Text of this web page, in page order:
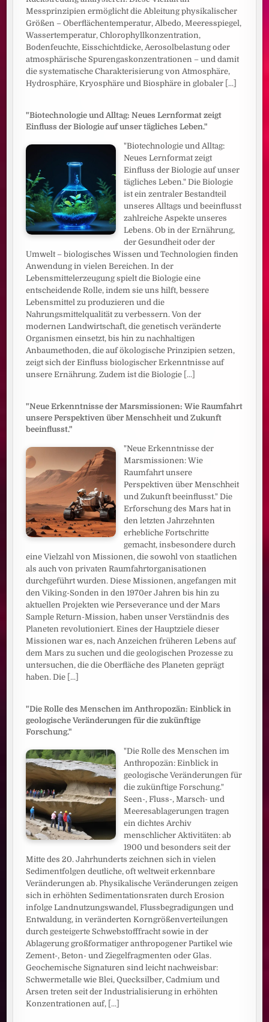
Messprinzipien ermöglicht die Ableitung physikalischer
Größen – Oberflächentemperatur, Albedo, Meeresspiegel,
Wassertemperatur, Chlorophyllkonzentration,
Bodenfeuchte, Eisschichtdicke, Aerosolbelastung oder
atmosphärische Spurengaskonzentrationen – und damit
die systematische Charakterisierung von Atmosphäre,
Hydrosphäre, Kryosphäre und Biosphäre in globaler [...]
"Biotechnologie und Alltag: Neues Lernformat zeigt
Einfluss der Biologie auf unser tägliches Leben."
"Biotechnologie und Alltag:
Neues Lernformat zeigt
Einfluss der Biologie auf unser
tägliches Leben." Die Biologie
ist ein zentraler Bestandteil
unseres Alltags und beeinflusst
zahlreiche Aspekte unseres
Lebens. Ob in der Ernährung,
der Gesundheit oder der
Umwelt – biologisches Wissen und Technologien finden
Anwendung in vielen Bereichen. In der
Lebensmittelerzeugung spielt die Biologie eine
entscheidende Rolle, indem sie uns hilft, bessere
Lebensmittel zu produzieren und die
Nahrungsmittelqualität zu verbessern. Von der
modernen Landwirtschaft, die genetisch veränderte
Organismen einsetzt, bis hin zu nachhaltigen
Anbaumethoden, die auf ökologische Prinzipien setzen,
zeigt sich der Einfluss biologischer Erkenntnisse auf
unsere Ernährung. Zudem ist die Biologie [...]
"Neue Erkenntnisse der Marsmissionen: Wie Raumfahrt
unsere Perspektiven über Menschheit und Zukunft
beeinflusst."
"Neue Erkenntnisse der
Marsmissionen: Wie
Raumfahrt unsere
Perspektiven über Menschheit
und Zukunft beeinflusst." Die
Erforschung des Mars hat in
den letzten Jahrzehnten
erhebliche Fortschritte
gemacht, insbesondere durch
eine Vielzahl von Missionen, die sowohl von staatlichen
als auch von privaten Raumfahrtorganisationen
durchgeführt wurden. Diese Missionen, angefangen mit
den Viking-Sonden in den 1970er Jahren bis hin zu
aktuellen Projekten wie Perseverance und der Mars
Sample Return-Mission, haben unser Verständnis des
Planeten revolutioniert. Eines der Hauptziele dieser
Missionen war es, nach Anzeichen früheren Lebens auf
dem Mars zu suchen und die geologischen Prozesse zu
untersuchen, die die Oberfläche des Planeten geprägt
haben. Die [...]
"Die Rolle des Menschen im Anthropozän: Einblick in
geologische Veränderungen für die zukünftige
Forschung."
"Die Rolle des Menschen im
Anthropozän: Einblick in
geologische Veränderungen für
die zukünftige Forschung."
Seen-, Fluss-, Marsch- und
Meeresablagerungen tragen
ein dichtes Archiv
menschlicher Aktivitäten: ab
1900 und besonders seit der
Mitte des 20. Jahrhunderts zeichnen sich in vielen
Sedimentfolgen deutliche, oft weltweit erkennbare
Veränderungen ab. Physikalische Veränderungen zeigen
sich in erhöhten Sedimentationsraten durch Erosion
infolge Landnutzungswandel, Flussbegradigungen und
Entwaldung, in veränderten Korngrößenverteilungen
durch gesteigerte Schwebstofffracht sowie in der
Ablagerung großformatiger anthropogener Partikel wie
Zement-, Beton- und Ziegelfragmenten oder Glas.
Geochemische Signaturen sind leicht nachweisbar:
Schwermetalle wie Blei, Quecksilber, Cadmium und
Arsen treten seit der Industrialisierung in erhöhten
Konzentrationen auf, [...]